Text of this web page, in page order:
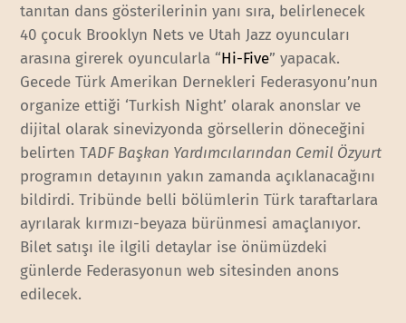
tanıtan dans gösterilerinin yanı sıra, belirlenecek
40 çocuk Brooklyn Nets ve Utah Jazz oyuncuları
arasına girerek oyuncularla “Hi-Five” yapacak.
Gecede Türk Amerikan Dernekleri Federasyonu’nun
organize ettiği ‘Turkish Night’ olarak anonslar ve
dijital olarak sinevizyonda görsellerin döneceğini
belirten TADF Başkan Yardımcılarından Cemil Özyurt
programın detayının yakın zamanda açıklanacağını
bildirdi. Tribünde belli bölümlerin Türk taraftarlara
ayrılarak kırmızı-beyaza bürünmesi amaçlanıyor.
Bilet satışı ile ilgili detaylar ise önümüzdeki
günlerde Federasyonun web sitesinden anons
edilecek.